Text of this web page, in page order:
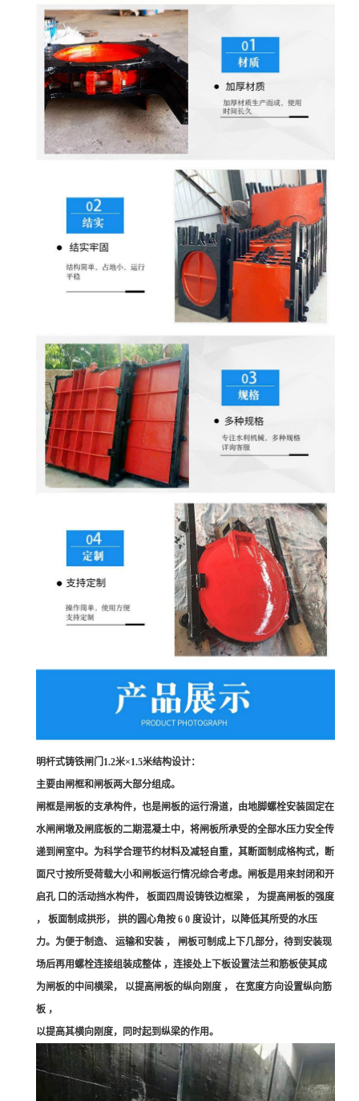
明杆式铸铁闸门1.2米×1.5米结构设计：
主要由闸框和闸板两大部分组成。
闸框是闸板的支承构件，也是闸板的运行滑道，由地脚螺栓安装固定在
水闸闸墩及闸底板的二期混凝土中，将闸板所承受的全部水压力安全传
递到闸室中。为科学合理节约材料及减轻自重，其断面制成格构式，断
面尺寸按所受荷载大小和闸板运行情况综合考虑。闸板是用来封闭和开
启孔 口的活动挡水构件， 板面四周设铸铁边框梁 ， 为提高闸板的强度
， 板面制成拱形， 拱的圆心角按 6 0 度设计，以降低其所受的水压
力。为便于制造、 运输和安装 ， 闸板可制成上下几部分，待到安装现
场后再用螺栓连接组装成整体 ，连接处上下板设置法兰和筋板使其成
为闸板的中间横梁， 以提高闸板的纵向刚度 ， 在宽度方向设置纵向筋
板 ，
以提高其横向刚度，同时起到纵梁的作用。